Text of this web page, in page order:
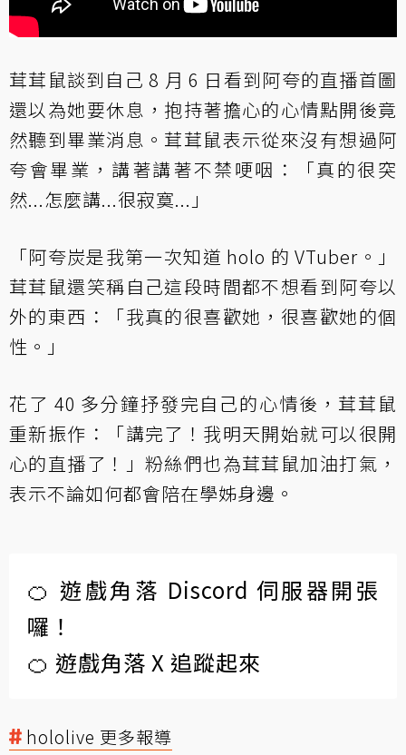
茸茸鼠談到自己 8 月 6 日看到阿夸的直播首圖
還以為她要休息，抱持著擔心的心情點開後竟
然聽到畢業消息。茸茸鼠表示從來沒有想過阿
夸會畢業，講著講著不禁哽咽：「真的很突
然...怎麼講...很寂寞...」
「阿夸炭是我第一次知道 holo 的 VTuber。」
茸茸鼠還笑稱自己這段時間都不想看到阿夸以
外的東西：「我真的很喜歡她，很喜歡她的個
性。」
花了 40 多分鐘抒發完自己的心情後，茸茸鼠
重新振作：「講完了！我明天開始就可以很開
心的直播了！」粉絲們也為茸茸鼠加油打氣，
表示不論如何都會陪在學姊身邊。
🍊 遊戲角落 Discord 伺服器開張
囉！
🍊 遊戲角落 X 追蹤起來
hololive 更多報導